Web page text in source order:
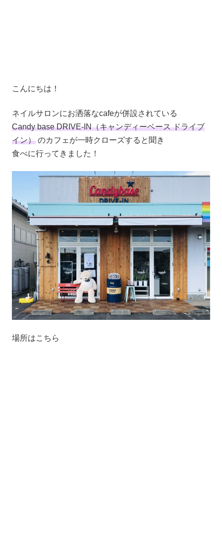
こんにちは！
ネイルサロンにお洒落なcafeが併設されている
Candy base DRIVE-IN（キャンディーベース ドライブ
イン） のカフェが一時クローズすると聞き
食べに行ってきました！
場所はこちら